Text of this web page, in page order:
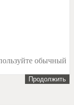
обычный
Продолжить